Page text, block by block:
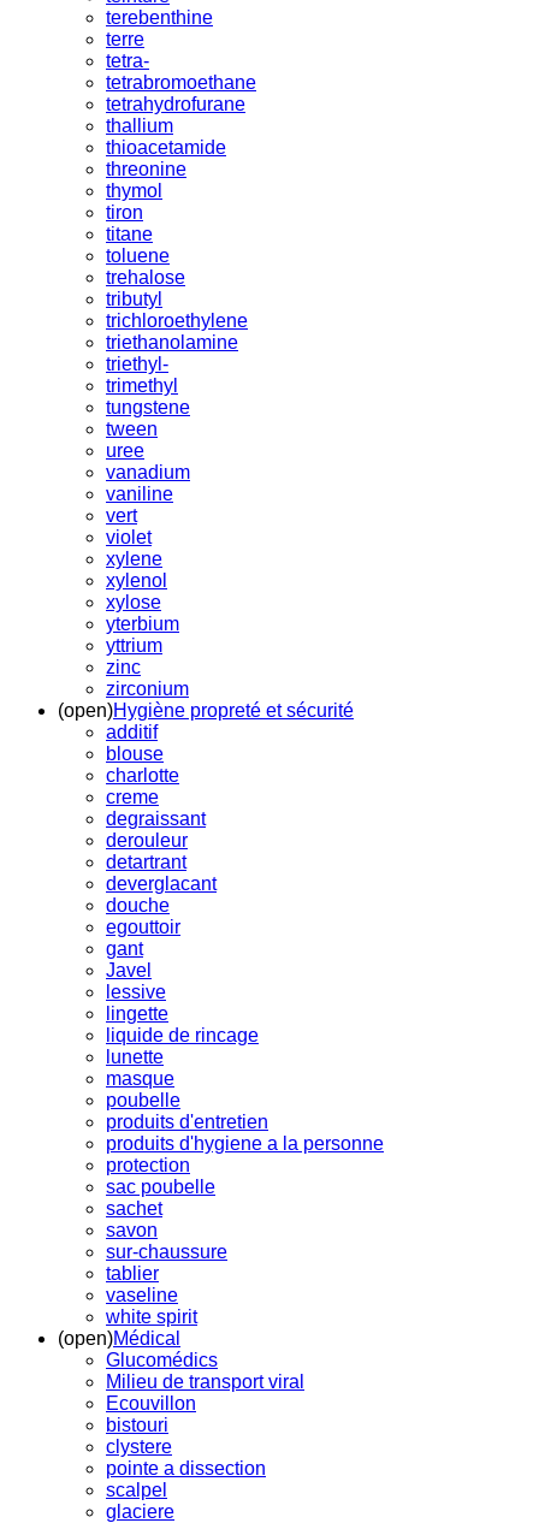
terebenthine
terre
tetra-
tetrabromoethane
tetrahydrofurane
thallium
thioacetamide
threonine
thymol
tiron
titane
toluene
trehalose
tributyl
trichloroethylene
triethanolamine
triethyl-
trimethyl
tungstene
tween
uree
vanadium
vaniline
vert
violet
xylene
xylenol
xylose
yterbium
yttrium
zinc
zirconium
(open)Hygiène propreté et sécurité
additif
blouse
charlotte
creme
degraissant
derouleur
detartrant
deverglacant
douche
egouttoir
gant
Javel
lessive
lingette
liquide de rincage
lunette
masque
poubelle
produits d'entretien
produits d'hygiene a la personne
protection
sac poubelle
sachet
savon
sur-chaussure
tablier
vaseline
white spirit
(open)Médical
Glucomédics
Milieu de transport viral
Ecouvillon
bistouri
clystere
pointe a dissection
scalpel
glaciere